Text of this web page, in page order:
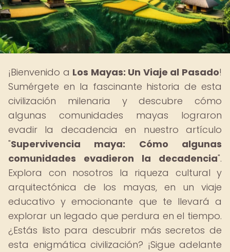
¡Bienvenido a Los Mayas: Un Viaje al Pasado!
Sumérgete en la fascinante historia de esta
civilización milenaria y descubre cómo
algunas comunidades mayas lograron
evadir la decadencia en nuestro artículo
"Supervivencia maya: Cómo algunas
comunidades evadieron la decadencia".
Explora con nosotros la riqueza cultural y
arquitectónica de los mayas, en un viaje
educativo y emocionante que te llevará a
explorar un legado que perdura en el tiempo.
¿Estás listo para descubrir más secretos de
esta enigmática civilización? ¡Sigue adelante